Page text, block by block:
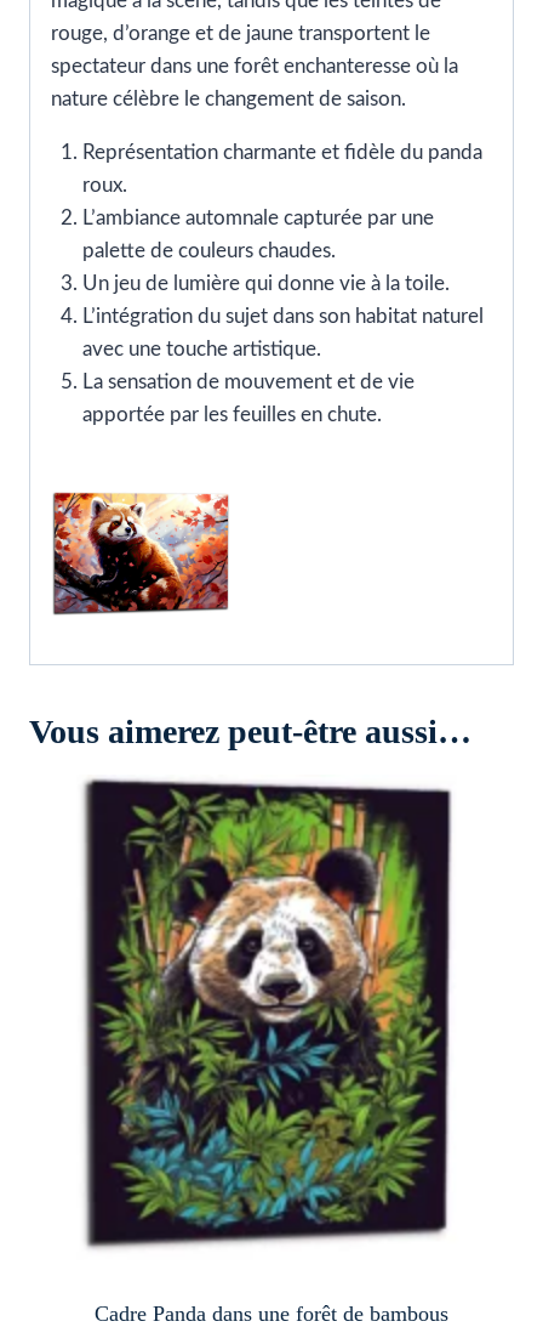
rouge, d’orange et de jaune transportent le
spectateur dans une forêt enchanteresse où la
nature célèbre le changement de saison.
Représentation charmante et fidèle du panda
roux.
L’ambiance automnale capturée par une
palette de couleurs chaudes.
Un jeu de lumière qui donne vie à la toile.
L’intégration du sujet dans son habitat naturel
avec une touche artistique.
La sensation de mouvement et de vie
apportée par les feuilles en chute.
Vous aimerez peut-être aussi…
Cadre Panda dans une forêt de bambous